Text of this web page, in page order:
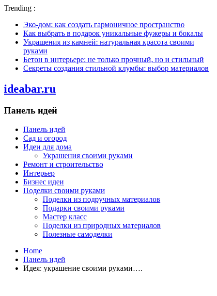
Trending :
Эко-дом: как создать гармоничное пространство
Как выбрать в подарок уникальные фужеры и бокалы
Украшения из камней: натуральная красота своими
руками
Бетон в интерьере: не только прочный, но и стильный
Секреты создания стильной клумбы: выбор материалов
ideabar.ru
Панель идей
Панель идей
Сад и огород
Идеи для дома
Украшения своими руками
Ремонт и строительство
Интерьер
Бизнес идеи
Поделки своими руками
Поделки из подручных материалов
Подарки своими руками
Мастер класс
Поделки из природных материалов
Полезные самоделки
Home
Панель идей
Идея: украшение своими руками….